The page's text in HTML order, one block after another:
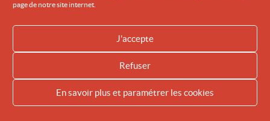
page de notre site internet.
J'accepte
Refuser
En savoir plus et paramétrer les cookies
DONNÉES PERSONNELLES
PLAN DU SITE POLITIQUE DES COOKIES